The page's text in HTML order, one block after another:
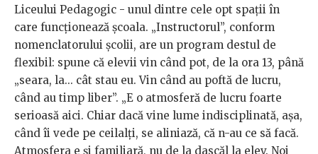
Liceului Pedagogic - unul dintre cele opt spații în
care funcționează școala. „Instructorul”, conform
nomenclatorului școlii, are un program destul de
flexibil: spune că elevii vin când pot, de la ora 13, până
„seara, la... cât stau eu. Vin când au poftă de lucru,
când au timp liber”. „E o atmosferă de lucru foarte
serioasă aici. Chiar dacă vine lume indisciplinată, așa,
când îi vede pe ceilalți, se aliniază, că n-au ce să facă.
Atmosfera e și familiară, nu de la dascăl la elev. Noi